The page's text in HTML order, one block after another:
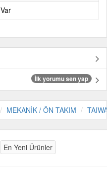
Var
İlk yorumu sen yap
MEKANİK / ÖN TAKIM
En Yeni Ürünler